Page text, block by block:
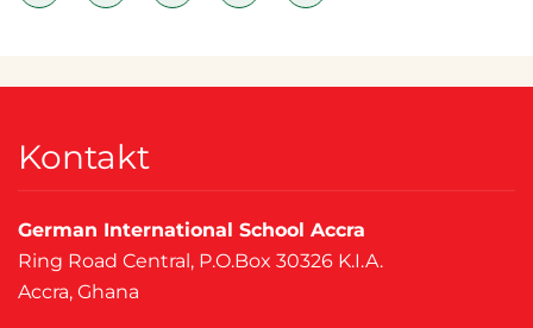
Kontakt
German International School Accra
Ring Road Central, P.O.Box 30326 K.I.A.
Accra, Ghana